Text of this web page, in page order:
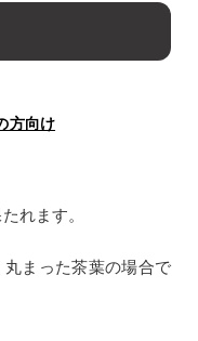
方向け
れます。
まった茶葉の場合で